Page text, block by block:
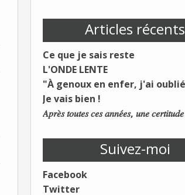
Articles récents
Ce que je sais reste
L'ONDE LENTE
Je vais bien !
Suivez-moi
Facebook
Twitter